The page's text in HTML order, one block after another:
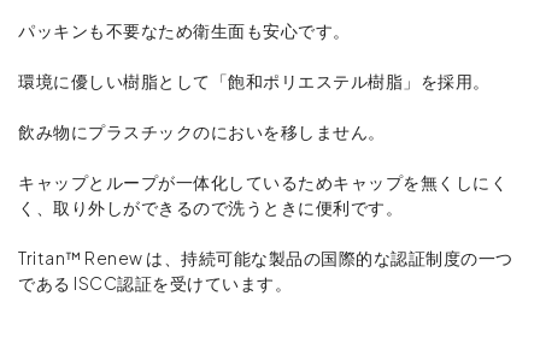
パッキンも不要なため衛生面も安心です。
環境に優しい樹脂として「飽和ポリエステル樹脂」を採用。
飲み物にプラスチックのにおいを移しません。
キャップとループが一体化しているためキャップを無くしにく
く、取り外しができるので洗うときに便利です。
Tritan™ Renew は、持続可能な製品の国際的な認証制度の一つ
である ISCC認証を受けています。